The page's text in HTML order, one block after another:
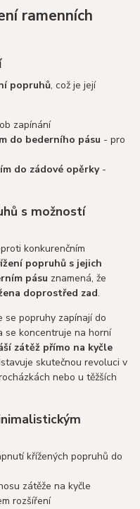
ramenních
popruhů, což je její
zapínání
do bederního pásu - pro
do zádové opěrky -
s možností
konkurenčním
popruhů s jejich
pásu znamená, že
doprostřed zad.
se popruhy zapínají do
se koncentruje na horní
zátěž přímo na kyčle
skutečnou revoluci v
nebo u těžších
křížených popruhů do
zátěže na kyčle
rozšíření